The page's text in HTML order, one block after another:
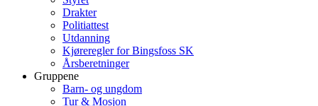
Drakter
Politiattest
Utdanning
Kjøreregler for Bingsfoss SK
Årsberetninger
Gruppene
Barn- og ungdom
Tur & Mosjon